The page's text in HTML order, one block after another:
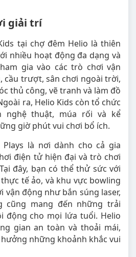
giải trí
tại chợ đêm Helio là thiên
nhiều hoạt động đa dạng và
gia vào các trò chơi vận
cầu trượt, sân chơi ngoài trời,
thủ công, vẽ tranh và làm đồ
ra, Helio Kids còn tổ chức
nghệ thuật, múa rối và kể
giờ phút vui chơi bổ ích.
Plays là nơi dành cho cả gia
điện tử hiện đại và trò chơi
đây, bạn có thể thử sức với
tế ảo, và khu vực bowling
vận động như bắn súng laser,
cũng mang đến những trải
động cho mọi lứa tuổi. Helio
gian an toàn và thoải mái,
những khoảnh khắc vui